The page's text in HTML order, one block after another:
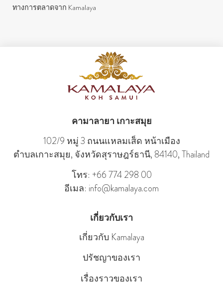
ทางการตลาดจาก Kamalaya
คามาลายา เกาะสมุย
102/9 หมู่ 3 ถนนแหลมเส็ด หน้าเมือง
ตําบลเกาะสมุย, จังหวัดสุราษฎร์ธานี, 84140, Thailand
โทร: +66 774 298 00
อีเมล: info@kamalaya.com
เกี่ยวกับเรา
เกี่ยวกับ Kamalaya
ปรัชญาของเรา
เรื่องราวของเรา